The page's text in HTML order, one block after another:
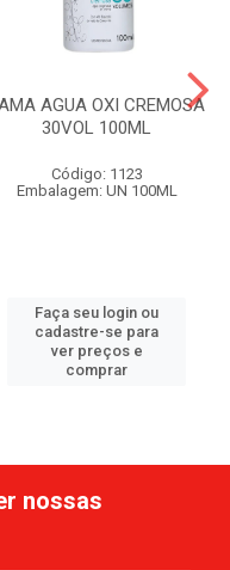
AGUA OXI CREMOSA
30VOL 100ML
Código: 1123
Embalagem: UN 100ML
Faça seu login ou
cadastre-se para
ver preços e
comprar
nossas